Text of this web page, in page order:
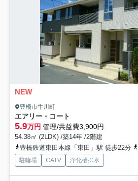
NEW
豊橋市牛川町
エアリー・コート
5.9万円 管理/共益費3,900円
54.38㎡ (2LDK) /築14年 /2階建
豊橋鉄道東田本線「東田」駅 徒歩22分
駐輪場 CATV 浄化槽排水